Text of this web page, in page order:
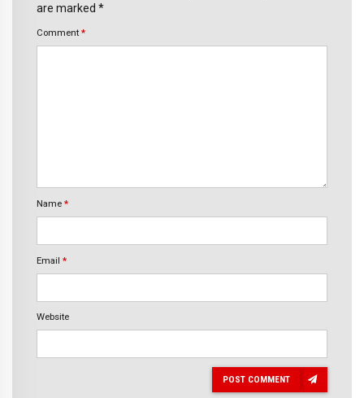
are marked *
Comment *
Name *
Email *
Website
POST COMMENT